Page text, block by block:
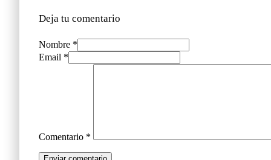
Deja tu comentario
Nombre *
Email *
Comentario *